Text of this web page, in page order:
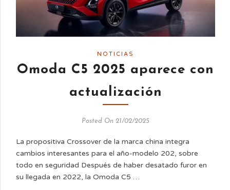
NOTICIAS
Omoda C5 2025 aparece con
actualización
Posted On 21/02/2025
La propositiva Crossover de la marca china integra
cambios interesantes para el año-modelo 202, sobre
todo en seguridad Después de haber desatado furor en
su llegada en 2022, la Omoda C5 …